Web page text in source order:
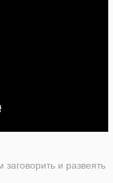
и развеять